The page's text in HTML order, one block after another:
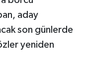
aday
son günlerde
yeniden